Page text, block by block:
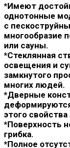
*Имеют
однотонные
с
многообразие
или сауны.
*Стеклянная
освещения и
замкнутого
многих людей.
*Дверные
этого
*Поверхность
грибка.
*Полное